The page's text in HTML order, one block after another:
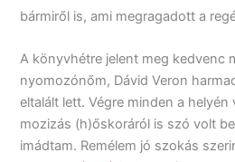
bármiről is, ami megragadott a
A könyvhétre jelent meg kedvenc
nyomozónőm, Dávid Veron
eltalált lett. Végre minden a
mozizás (h)őskoráról is szó volt
imádtam. Remélem jó szokás